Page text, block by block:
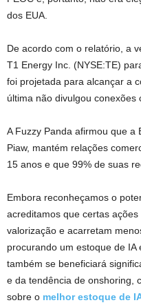
dos EUA.
De acordo com o relatório, a
T1 Energy Inc. (NYSE:TE)
foi projetada para alcançar a
última não divulgou conexões
A Fuzzy Panda afirmou que a
Piaw, mantém relações
15 anos e que 99% de suas
Embora reconheçamos o
acreditamos que certas
valorização e acarretam
procurando um estoque de
também se beneficiará
e da tendência de onshoring,
sobre o melhor estoque de